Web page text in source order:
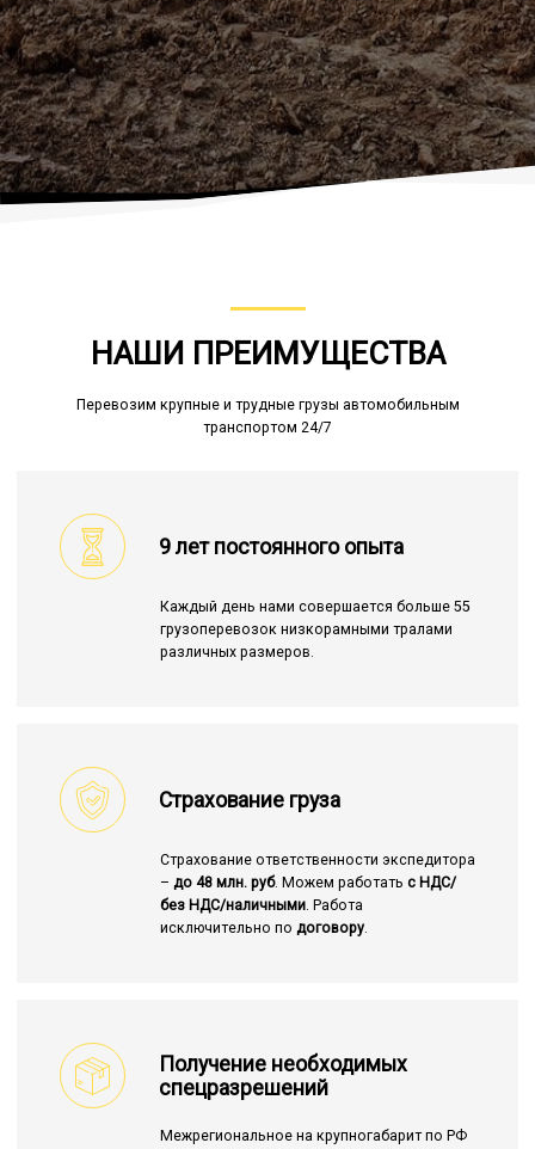
НАШИ ПРЕИМУЩЕСТВА
Перевозим крупные и трудные грузы автомобильным
транспортом 24/7
9 лет постоянного опыта
Каждый день нами совершается больше 55
грузоперевозок низкорамными тралами
различных размеров.
Страхование груза
Страхование ответственности экспедитора
– до 48 млн. руб. Можем работать с НДС/
без НДС/наличными. Работа
исключительно по договору.
Получение необходимых
спецразрешений
Межрегиональное на крупногабарит по РФ